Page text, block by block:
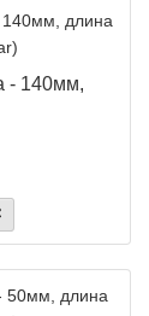
- 140мм,